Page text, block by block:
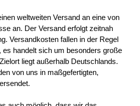
weltweiten Versand an eine von
an. Der Versand erfolgt zeitnah
Versandkosten fallen in der Regel
es handelt sich um besonders große
liegt außerhalb Deutschlands.
von uns in maßgefertigten,